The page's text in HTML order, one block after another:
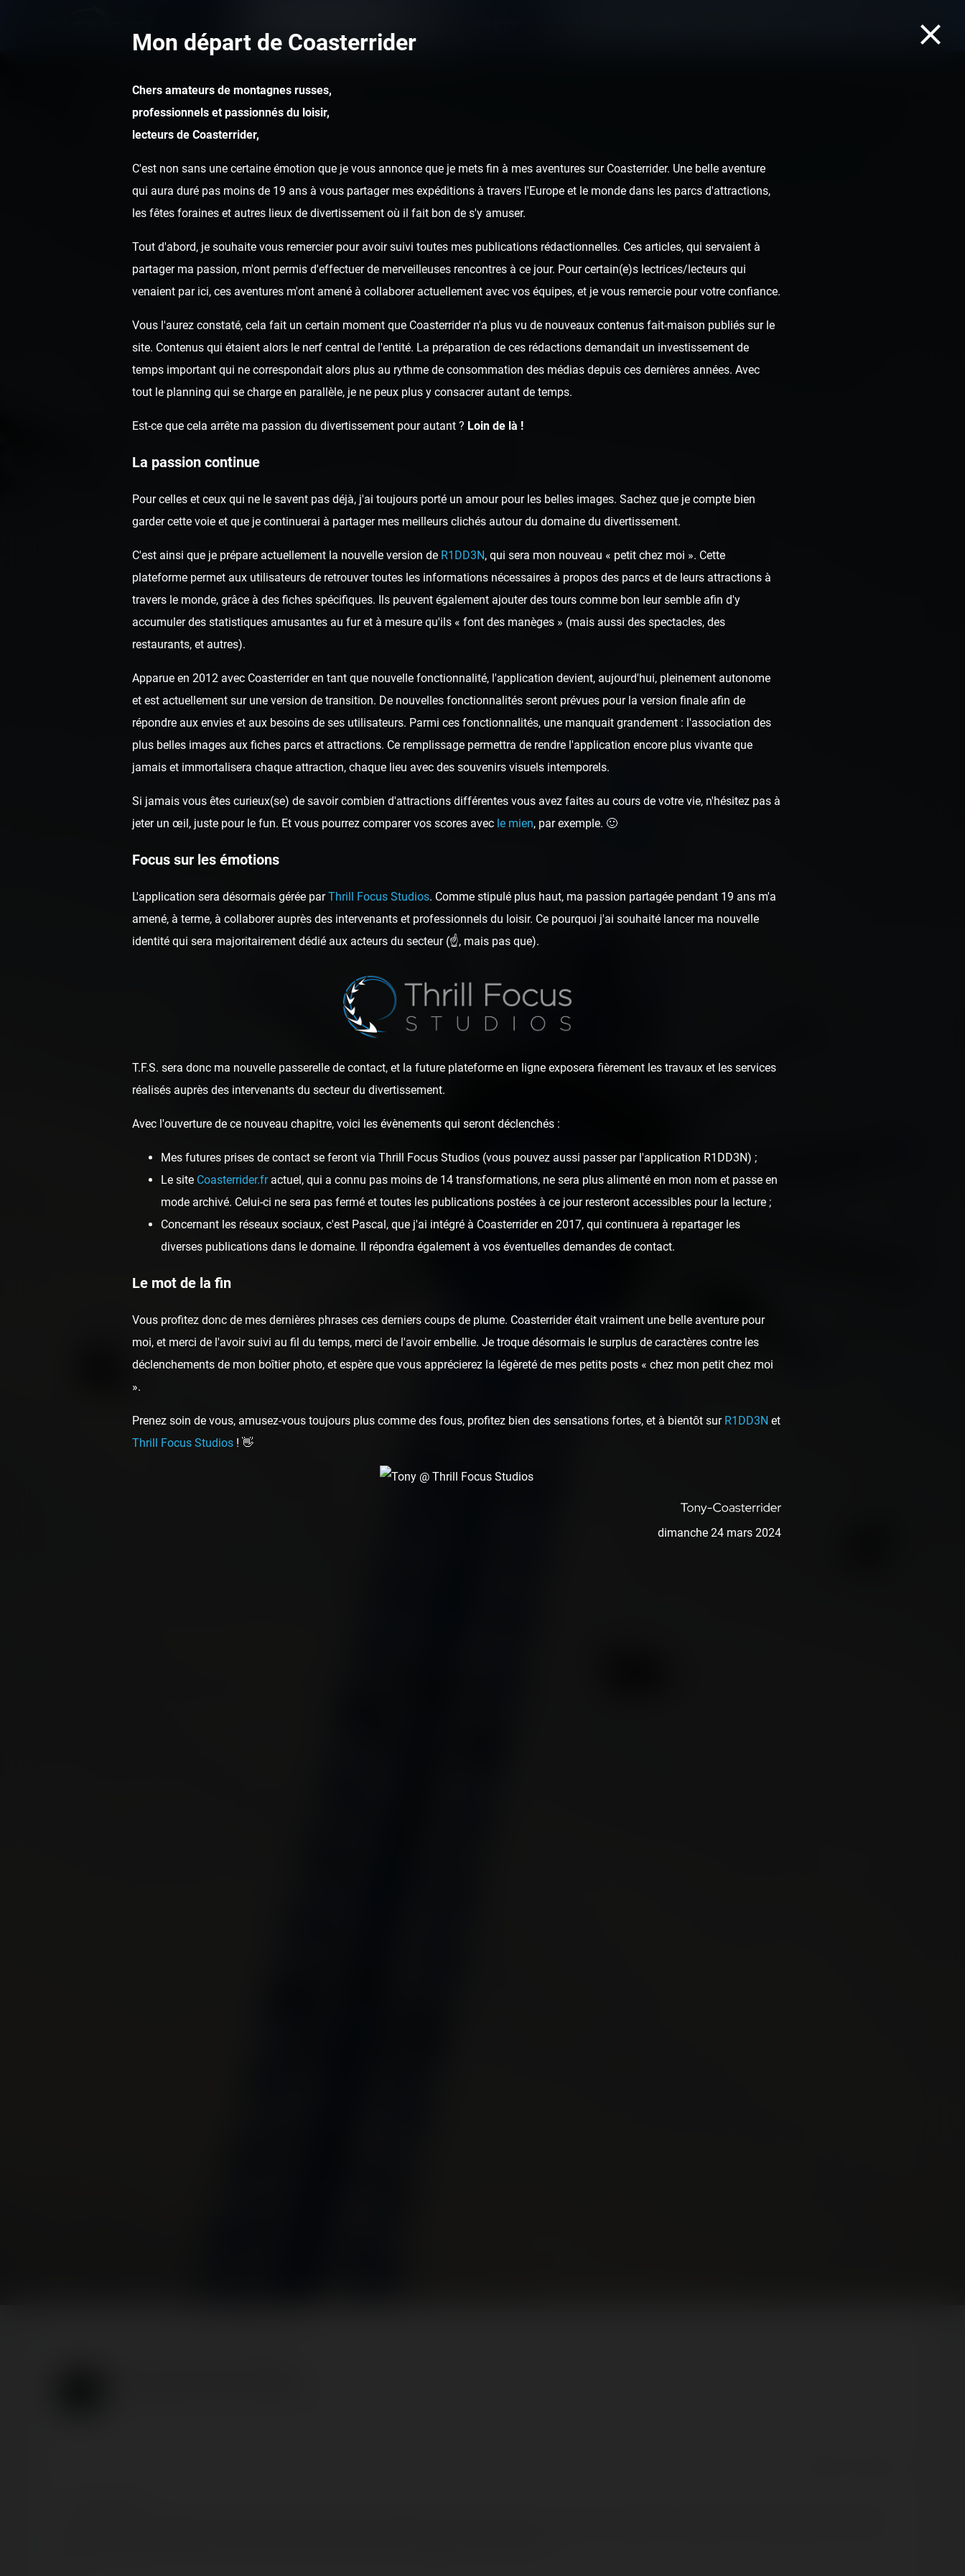
Une vraie Foire du Trône !
Mon départ de Coasterrider
Chers amateurs de montagnes russes,
professionnels et passionnés du loisir,
lecteurs de Coasterrider,
C'est non sans une certaine émotion que je vous annonce que je mets fin à mes aventures sur Coasterrider. Une belle aventure
qui aura duré pas moins de 19 ans à vous partager mes expéditions à travers l'Europe et le monde dans les parcs d'attractions,
les fêtes foraines et autres lieux de divertissement où il fait bon de s'y amuser.
Tout d'abord, je souhaite vous remercier pour avoir suivi toutes mes publications rédactionnelles. Ces articles, qui servaient à
partager ma passion, m'ont permis d'effectuer de merveilleuses rencontres à ce jour. Pour certain(e)s lectrices/lecteurs qui
venaient par ici, ces aventures m'ont amené à collaborer actuellement avec vos équipes, et je vous remercie pour votre confiance.
Vous l'aurez constaté, cela fait un certain moment que Coasterrider n'a plus vu de nouveaux contenus fait-maison publiés sur le
site. Contenus qui étaient alors le nerf central de l'entité. La préparation de ces rédactions demandait un investissement de
temps important qui ne correspondait alors plus au rythme de consommation des médias depuis ces dernières années. Avec
tout le planning qui se charge en parallèle, je ne peux plus y consacrer autant de temps.
Est-ce que cela arrête ma passion du divertissement pour autant ? Loin de là !
La passion continue
Pour celles et ceux qui ne le savent pas déjà, j'ai toujours porté un amour pour les belles images. Sachez que je compte bien
garder cette voie et que je continuerai à partager mes meilleurs clichés autour du domaine du divertissement.
C'est ainsi que je prépare actuellement la nouvelle version de R1DD3N, qui sera mon nouveau « petit chez moi ». Cette
plateforme permet aux utilisateurs de retrouver toutes les informations nécessaires à propos des parcs et de leurs attractions à
travers le monde, grâce à des fiches spécifiques. Ils peuvent également ajouter des tours comme bon leur semble afin d'y
accumuler des statistiques amusantes au fur et à mesure qu'ils « font des manèges » (mais aussi des spectacles, des
restaurants, et autres).
Apparue en 2012 avec Coasterrider en tant que nouvelle fonctionnalité, l'application devient, aujourd'hui, pleinement autonome
et est actuellement sur une version de transition. De nouvelles fonctionnalités seront prévues pour la version finale afin de
répondre aux envies et aux besoins de ses utilisateurs. Parmi ces fonctionnalités, une manquait grandement : l'association des
plus belles images aux fiches parcs et attractions. Ce remplissage permettra de rendre l'application encore plus vivante que
jamais et immortalisera chaque attraction, chaque lieu avec des souvenirs visuels intemporels.
Si jamais vous êtes curieux(se) de savoir combien d'attractions différentes vous avez faites au cours de votre vie, n'hésitez pas à
jeter un œil, juste pour le fun. Et vous pourrez comparer vos scores avec le mien, par exemple. 🙂
Focus sur les émotions
L'application sera désormais gérée parThrill Focus Studios. Comme stipulé plus haut, ma passion partagée pendant 19 ans m'a
amené, à terme, à collaborer auprès des intervenants et professionnels du loisir. Ce pourquoi j'ai souhaité lancer ma nouvelle
identité qui sera majoritairement dédié aux acteurs du secteur (☝️, mais pas que).
T.F.S. sera donc ma nouvelle passerelle de contact, et la future plateforme en ligne exposera fièrement les travaux et les services
réalisés auprès des intervenants du secteur du divertissement.
Avec l'ouverture de ce nouveau chapitre, voici les évènements qui seront déclenchés :
Mes futures prises de contact se feront via Thrill Focus Studios (vous pouvez aussi passer par l'application R1DD3N) ;
Le site Coasterrider.fractuel, qui a connu pas moins de 14 transformations, ne sera plus alimenté en mon nom et passe en
mode archivé. Celui-ci ne sera pas fermé et toutes les publications postées à ce jour resteront accessibles pour la lecture ;
Concernant les réseaux sociaux, c'est Pascal, que j'ai intégré à Coasterrider en 2017, qui continuera à repartager les
diverses publications dans le domaine. Il répondra également à vos éventuelles demandes de contact.
Le mot de la fin
Vous profitez donc de mes dernières phrases ces derniers coups de plume. Coasterrider était vraiment une belle aventure pour
moi, et merci de l'avoir suivi au fil du temps, merci de l'avoir embellie. Je troque désormais le surplus de caractères contre les
déclenchements de mon boîtier photo, et espère que vous apprécierez la légèreté de mes petits posts « chez mon petit chez moi
».
Prenez soin de vous, amusez-vous toujours plus comme des fous, profitez bien des sensations fortes, et à bientôt sur R1DD3N et
Thrill Focus Studios ! 👋
dimanche 24 mars 2024